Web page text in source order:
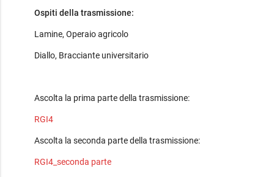
Ospiti della trasmissione:
Lamine, Operaio agricolo
Diallo, Bracciante universitario
Ascolta la prima parte della trasmissione:
RGI4
Ascolta la seconda parte della trasmissione:
RGI4_seconda parte